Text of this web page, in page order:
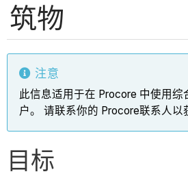
筑物
注意
此信息适用于在 Procore 中使用综
户。 请联系你的 Procore联系人以
目标